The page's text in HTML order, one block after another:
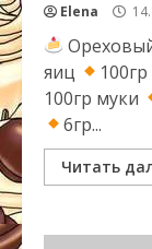
Elena
яиц
100гр муки
6гр...
Читать